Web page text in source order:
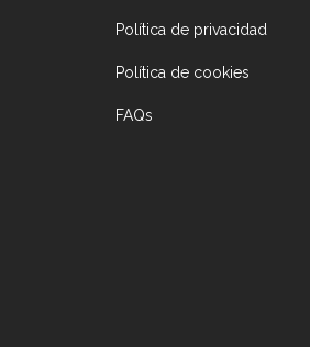
Política de privacidad
Política de cookies
FAQs